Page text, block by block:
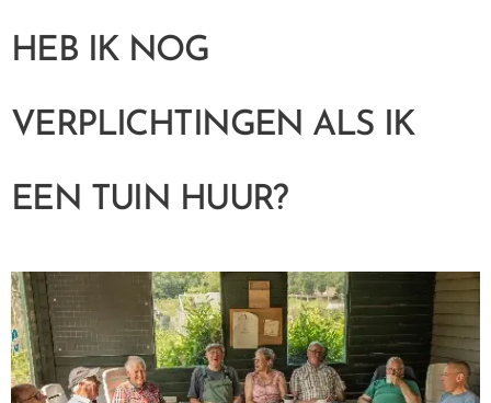
HEB IK NOG
VERPLICHTINGEN ALS IK
EEN TUIN HUUR?